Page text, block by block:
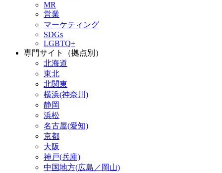
MR
営業
マーケティング
SDGs
LGBTQ+
専門サイト（拠点別）
北海道
東北
北関東
横浜(神奈川)
静岡
浜松
名古屋(愛知)
京都
大阪
神戸(兵庫)
中国地方(広島／岡山)